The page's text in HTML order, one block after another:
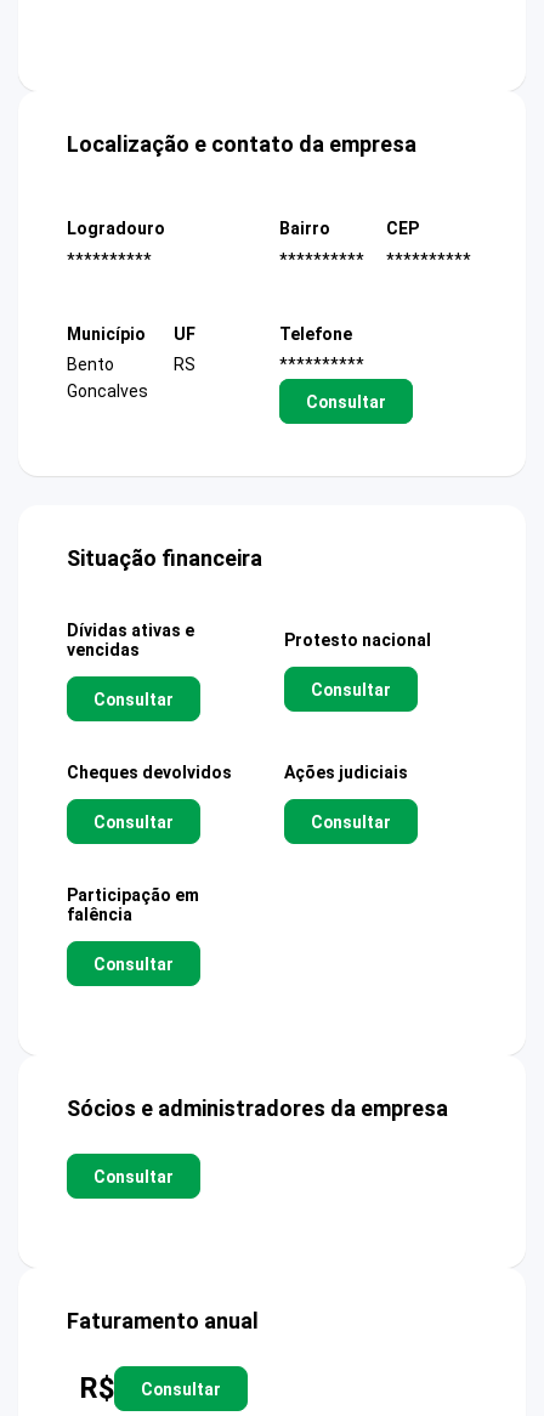
Localização e contato da empresa
Logradouro
**********
Bairro
**********
CEP
**********
Município
Bento
Goncalves
UF
RS
Telefone
**********
Consultar
Situação financeira
Dívidas ativas e
vencidas
Consultar
Protesto nacional
Consultar
Cheques devolvidos
Consultar
Ações judiciais
Consultar
Participação em
falência
Consultar
Sócios e administradores da empresa
Consultar
Faturamento anual
R$ Consultar